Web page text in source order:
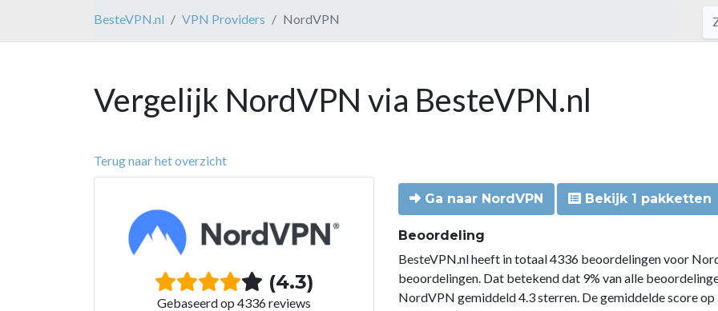
BesteVPN.nl VPN Providers NordVPN
Vergelijk NordVPN via BesteVPN.nl
Terug naar het overzicht
(4.3)
Gebaseerd op 4336 reviews
Ga naar NordVPN Bekijk 1 pakketten
Beoordeling
BesteVPN.nl heeft in totaal 4336 beoordelingen voor
beoordelingen. Dat betekend dat 9% van alle
NordVPN gemiddeld 4.3 sterren. De gemiddelde score op